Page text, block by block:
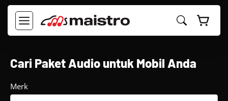
Langsung
MENU
Cari Paket Audio untuk Mobil Anda
Merk